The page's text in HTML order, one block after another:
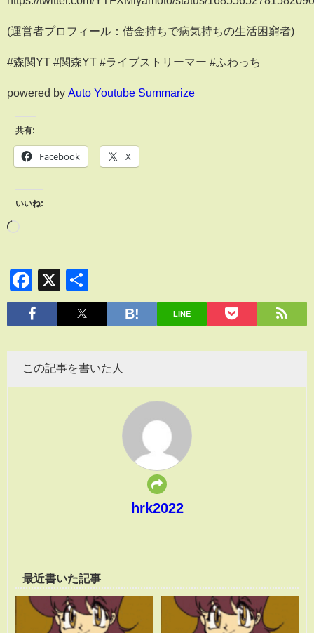
(運営者プロフィール：借金持ちで病気持ちの生活困窮者)
#森関YT #関森YT #ライブストリーマー #ふわっち
powered by Auto Youtube Summarize
共有:
Facebook X
いいね:
Facebook
X
有
LINE
この記事を書いた人
hrk2022
最近書いた記事